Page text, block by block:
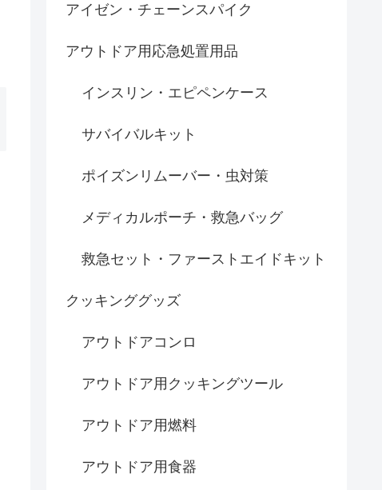
アイゼン・チェーンスパイク
アウトドア用応急処置用品
インスリン・エピペンケース
サバイバルキット
ポイズンリムーバー・虫対策
メディカルポーチ・救急バッグ
救急セット・ファーストエイドキット
クッキンググッズ
アウトドアコンロ
アウトドア用クッキングツール
アウトドア用燃料
アウトドア用食器